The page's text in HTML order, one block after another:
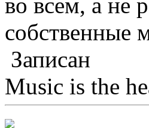
во всем, а не
собственные
Записан
Music is the